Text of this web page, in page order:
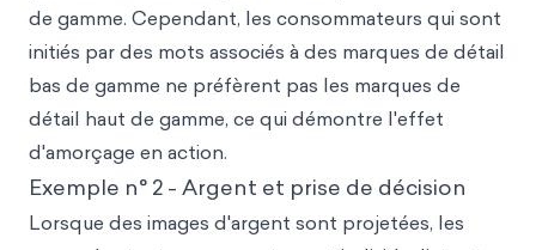
de gamme. Cependant, les consommateurs qui sont
initiés par des mots associés à des marques de détail
bas de gamme ne préfèrent pas les marques de
détail haut de gamme, ce qui démontre l'effet
d'amorçage en action.
Exemple n° 2 - Argent et prise de décision
Lorsque des images d'argent sont projetées, les